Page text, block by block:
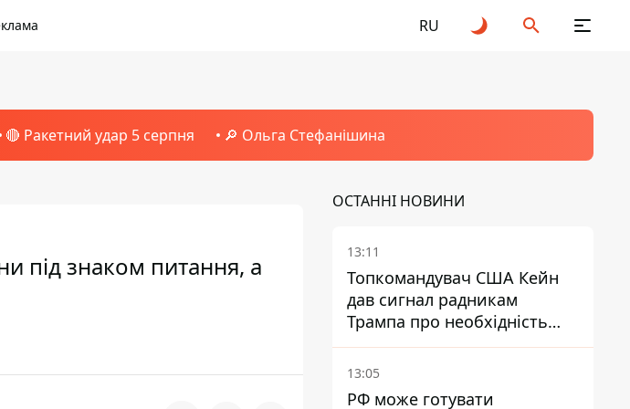
RU
🔴 Ракетний удар 5 серпня 🔎 Ольга Стефанішина
під знаком питання, а
ОСТАННІ НОВИНИ
13:11
Топкомандувач США Кейн
дав сигнал радникам
Трампа про необхідність
закінчувати війну з Іраном –
ЗМІ
13:05
РФ може готувати